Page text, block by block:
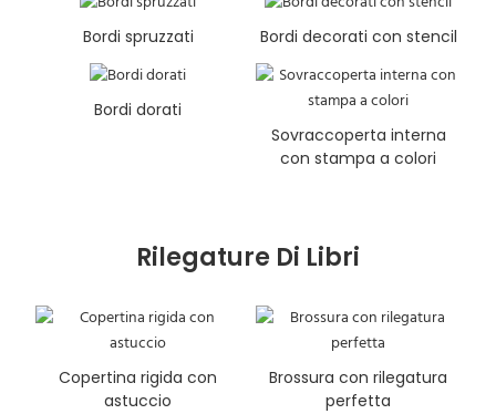
Bordi spruzzati Bordi decorati con stencil
Bordi dorati
Sovraccoperta interna
con stampa a colori
Rilegature Di Libri
Copertina rigida con
astuccio
Brossura con rilegatura
perfetta